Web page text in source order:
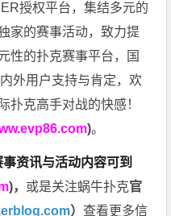
授权平台，集结多元的
家的赛事活动，致力提
性的扑克赛事平台，国
外用户支持与肯定，欢
扑克高手对战的快感！
)。
事资讯与活动内容可到
)， 或是关注蜗牛扑克官
）查看更多信